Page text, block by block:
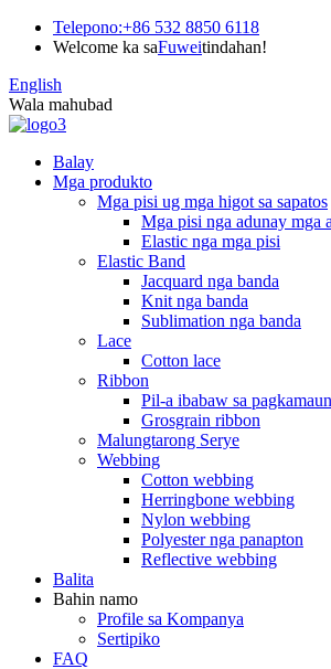
Telepono:+86 532 8850 6118
Welcome ka saFuweitindahan!
English
Wala mahubad
Balay
Mga produkto
Mga pisi ug mga higot sa sapatos
Mga pisi nga adunay mga
Elastic nga mga pisi
Elastic Band
Jacquard nga banda
Knit nga banda
Sublimation nga banda
Lace
Cotton lace
Ribbon
Pil-a ibabaw sa
Grosgrain ribbon
Malungtarong Serye
Webbing
Cotton webbing
Herringbone webbing
Nylon webbing
Polyester nga panapton
Reflective webbing
Balita
Bahin namo
Profile sa Kompanya
Sertipiko
FAQ